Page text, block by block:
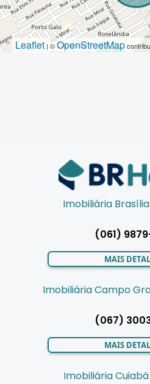
Leaflet | ©OpenStreetMap
Imobiliária Brasília
(061)
MAIS
Imobiliária Campo
(067)
MAIS
Imobiliária